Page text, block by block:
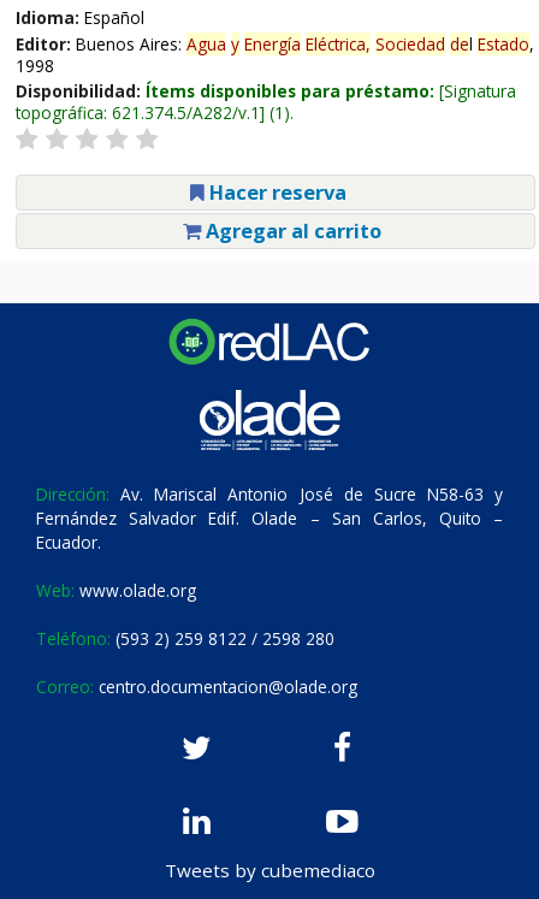
Idioma: Español
Editor: Buenos Aires: Agua y Energía Eléctrica, Sociedad del Estado,
1998
Disponibilidad: Ítems disponibles para préstamo: Signatura
topográfica: 621.374.5/A282/v.1 (1).
Hacer reserva
Agregar al carrito
Dirección: Av. Mariscal Antonio José de Sucre N58-63 y
Fernández Salvador Edif. Olade – San Carlos, Quito –
Ecuador.
Web: www.olade.org
Teléfono: (593 2) 259 8122 / 2598 280
Correo: centro.documentacion@olade.org
Tweets by cubemediaco